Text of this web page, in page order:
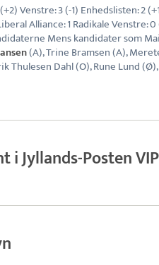
Venstre: 3 (-1) Enhedslisten: 2
Alliance: 1 Radikale Venstre: 0
Mens kandidater som Mai
(A), Trine Bramsen (A),
Thulesen Dahl (O), Rune Lund (Ø),
i Jyllands-Posten VIP